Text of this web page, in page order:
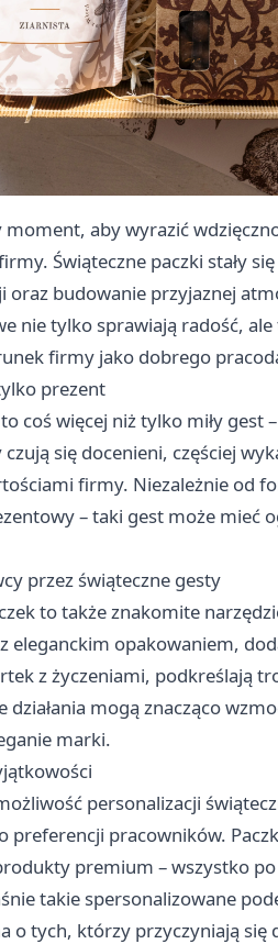
aby wyrazić
Świąteczne paczki stały
oraz budowanie przyjaznej
nie tylko sprawiają radość,
firmy jako dobrego
prezent
coś więcej niż tylko miły
się docenieni, częściej
firmy. Niezależnie od
– taki gest może mieć
przez świąteczne gesty
to także znakomite
eleganckim opakowaniem,
z życzeniami, podkreślają
działania mogą znacząco
marki.
personalizacji
preferencji pracowników.
premium – wszystko
takie spersonalizowane
o tych, którzy przyczyniają się